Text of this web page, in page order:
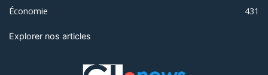
Économie
431
Explorer nos articles